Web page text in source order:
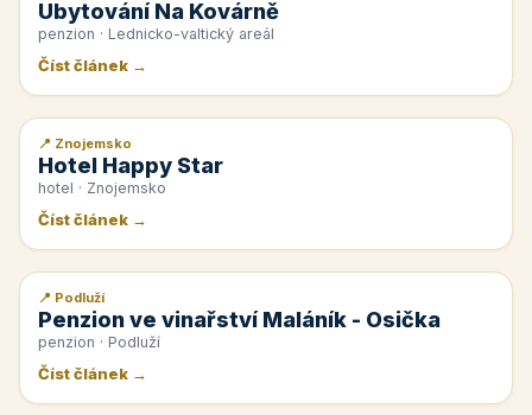
Ubytování Na Kovárně
penzion · Lednicko-valtický areál
Číst článek →
📰 PR článek
📍 Znojemsko
Hotel Happy Star
hotel · Znojemsko
Číst článek →
📰 PR článek
📍 Podluží
Penzion ve vinařství Maláník - Osička
penzion · Podluží
Číst článek →